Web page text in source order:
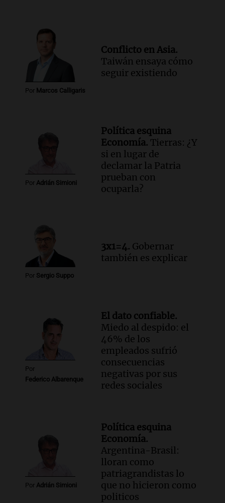
Panorama Federal
Audio.
La marcha de gremios y
organizaciones sociales por San
Cayetano avanza hacia el Monumento
Noticias Rosario
Por Marcos Calligaris
Conflicto en Asia.
Taiwán ensaya cómo
seguir existiendo
Por Adrián Simioni
Política esquina
Economía. Tierras: ¿Y
si en lugar de
declamar la Patria
prueban con
ocuparla?
Por Sergio Suppo
3x1=4. Gobernar
también es explicar
Por
Federico Albarenque
El dato confiable.
Miedo al despido: el
46% de los
empleados sufrió
consecuencias
negativas por sus
redes sociales
Por Adrián Simioni
Política esquina
Economía.
Argentina-Brasil:
lloran como
patriagrandistas lo
que no hicieron como
politicos